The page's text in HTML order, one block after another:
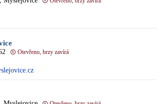
Otevřeno, brzy zavírá